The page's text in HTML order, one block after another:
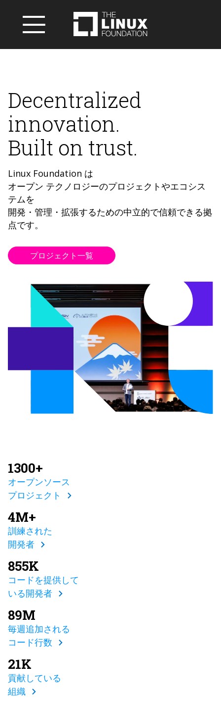
Decentralized
innovation.
Built on trust.
Linux Foundation は
オープン テクノロジーのプロジェクトやエコシス
テムを
開発・管理・拡張するための中立的で信頼できる拠
点です。
プロジェクト一覧
1300+
オープンソース
プロジェクト
4M+
訓練された
開発者
855K
コードを提供して
いる開発者
89M
毎週追加される
コード行数
21K
貢献している
組織